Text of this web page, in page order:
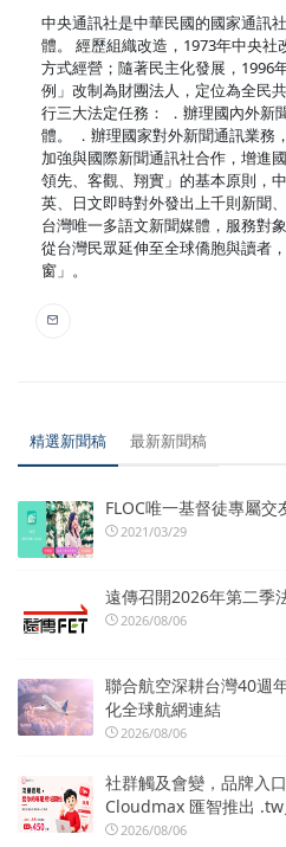
中央通訊社是中華民國的國家通訊
體。 經歷組織改造，1973年中央
方式經營；隨著民主化發展，1996
例」改制為財團法人，定位為全民
行三大法定任務： ．辦理國內外新
體。 ．辦理國家對外新聞通訊業務
加強與國際新聞通訊社合作，增進
領先、客觀、翔實」的基本原則，
英、日文即時對外發出上千則新聞
台灣唯一多語文新聞媒體，服務對
從台灣民眾延伸至全球僑胞與讀者
窗」。
精選新聞稿 最新新聞稿
FLOC唯一基督徒專屬
2021/03/29
遠傳召開2026年第二季
2026/08/06
聯合航空深耕台灣40週
化全球航網連結
2026/08/06
社群觸及會變，品牌入
Cloudmax 匯智推出
2026/08/06